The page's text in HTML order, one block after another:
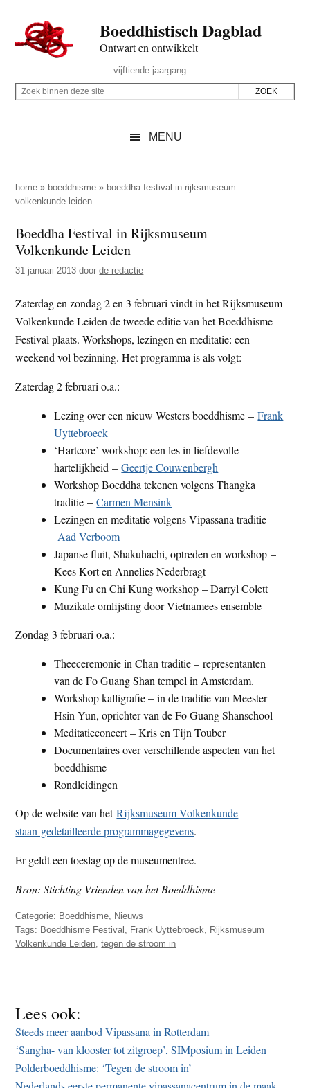
naar
de
inhoud
secondary
naar
de
sidebar
naar
de
Boeddhistisch Dagblad
Ontwart en ontwikkelt
Rechts
vijftiende jaargang
Z
p
d
e
z
e
i
t
e
Z
i
n
e
n
d
z
e
s
i
t
MENU
home » boeddhisme » boeddha festival in rijksmuseum
volkenkunde leiden
Boeddha Festival in Rijksmuseum
Volkenkunde Leiden
31 januari 2013 doorde redactie
Zaterdag en zondag 2 en 3 februari vindt in het Rijksmuseum
Volkenkunde Leiden de tweede editie van het Boeddhisme
Festival plaats. Workshops, lezingen en meditatie: een
weekend vol bezinning. Het programma is als volgt:
Zaterdag 2 februari o.a.:
Lezing over een nieuw Westers boeddhisme –Frank
Uyttebroeck
‘Hartcore’ workshop: een les in liefdevolle
hartelijkheid –Geertje Couwenbergh
Workshop Boeddha tekenen volgens Thangka
traditie –Carmen Mensink
Lezingen en meditatie volgens Vipassana traditie –
Aad Verboom
Japanse fluit, Shakuhachi, optreden en workshop –
Kees Kort en Annelies Nederbragt
Kung Fu en Chi Kung workshop – Darryl Colett
Muzikale omlijsting door Vietnamees ensemble
Zondag 3 februari o.a.:
Theeceremonie in Chan traditie – representanten
van de Fo Guang Shan tempel in Amsterdam.
Workshop kalligrafie – in de traditie van Meester
Hsin Yun, oprichter van de Fo Guang Shanschool
Meditatieconcert – Kris en Tijn Touber
Documentaires over verschillende aspecten van het
boeddhisme
Rondleidingen
Op de website van hetRijksmuseum Volkenkunde
staan gedetailleerde programmagegevens.
Er geldt een toeslag op de museumentree.
Bron: Stichting Vrienden van het Boeddhisme
Categorie: Boeddhisme Nieuws
Tags: Boeddhisme Festival Frank Uyttebroeck
Rijksmuseum
Volkenkunde Leiden ,tegen de stroom in
Lees ook:
Steeds meer aanbod Vipassana in Rotterdam
‘Sangha- van klooster tot zitgroep’, SIMposium in Leiden
Polderboeddhisme: ‘Tegen de stroom in’